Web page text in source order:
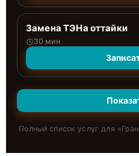
Замена ТЭНа оттайки
30 мин
Полный список услуг для «